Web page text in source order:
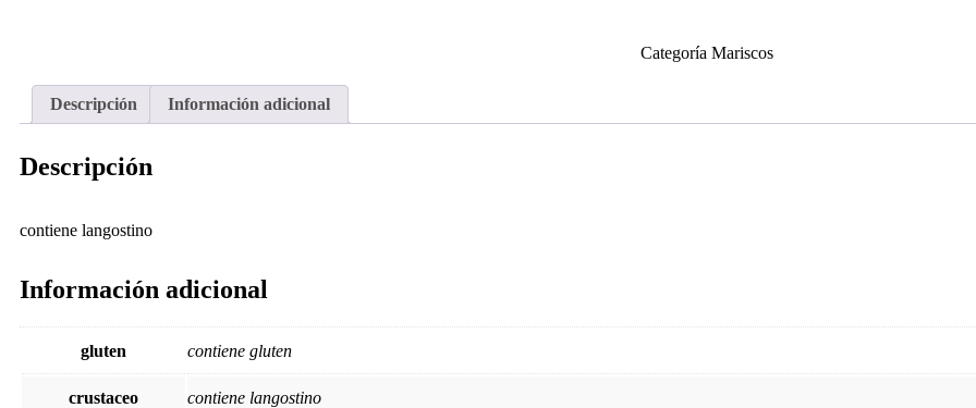
Categoría Mariscos
Descripción Información adicional
Descripción
contiene langostino
Información adicional
gluten contiene gluten
crustaceo contiene langostino